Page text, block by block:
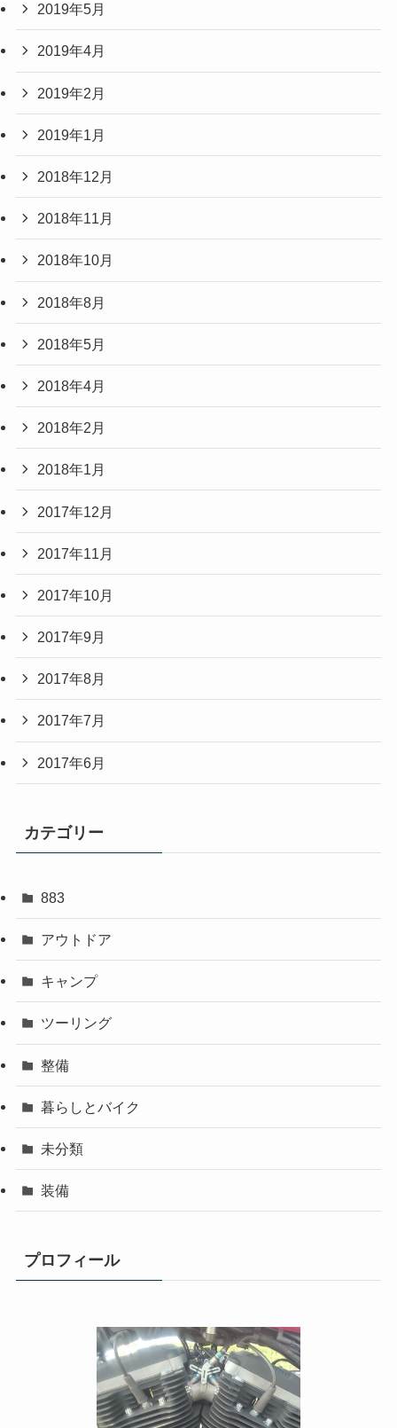
2019年5月
2019年4月
2019年2月
2019年1月
2018年12月
2018年11月
2018年10月
2018年8月
2018年5月
2018年4月
2018年2月
2018年1月
2017年12月
2017年11月
2017年10月
2017年9月
2017年8月
2017年7月
2017年6月
カテゴリー
883
アウトドア
キャンプ
ツーリング
整備
暮らしとバイク
未分類
装備
プロフィール